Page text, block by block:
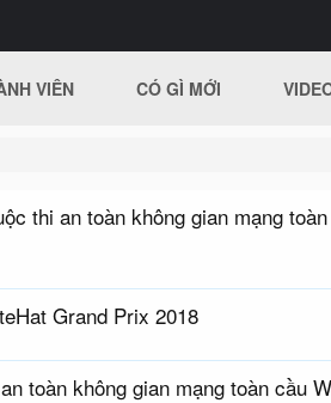
VIÊN CÓ GÌ MỚI
thi an toàn không gian mạng
Grand Prix 2018
toàn không gian mạng toàn cầu